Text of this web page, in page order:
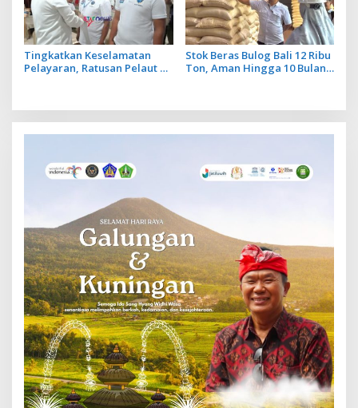
Tingkatkan Keselamatan
Pelayaran, Ratusan Pelaut di
Stok Beras Bulog Bali 12 Ribu
Ton, Aman Hingga 10 Bulan